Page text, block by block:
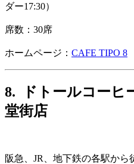
ダー17:30）
席数：30席
ホームページ： CAFE TIPO 8
8. ドトールコーヒ
堂街店
阪急、JR、地下鉄の各駅か